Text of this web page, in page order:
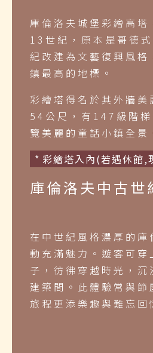
庫倫洛夫城堡彩繪高塔
13世紀，原本是哥德
紀改建為文藝復興風格
鎮最高的地標。
彩繪塔得名於其外牆美
54公尺，有147級階
覽美麗的童話小鎮全景
彩繪塔入內(若遇休館,
庫倫洛夫中古世
在中世紀風格濃厚的庫
動充滿魅力。遊客可穿
子，彷彿穿越時光，沉
建築間。此體驗常與節
旅程更添樂趣與難忘回